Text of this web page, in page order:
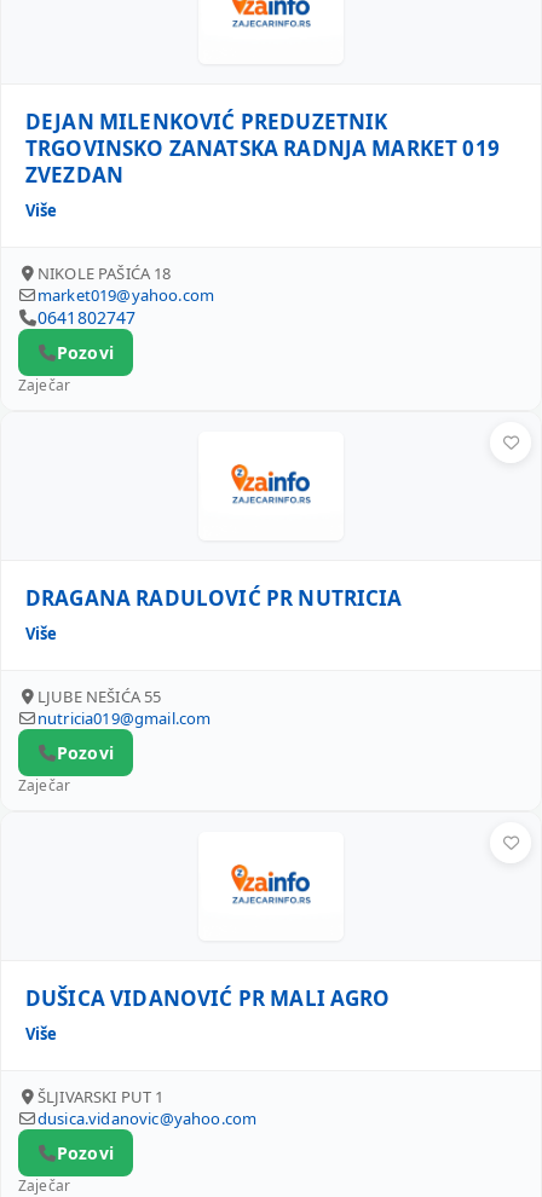
DEJAN MILENKOVIĆ PREDUZETNIK
TRGOVINSKO ZANATSKA RADNJA MARKET 019
ZVEZDAN
Više
NIKOLE PAŠIĆA 18
market019@yahoo.com
0641802747
Pozovi
Zaječar
DRAGANA RADULOVIĆ PR NUTRICIA
Više
LJUBE NEŠIĆA 55
nutricia019@gmail.com
Pozovi
Zaječar
DUŠICA VIDANOVIĆ PR MALI AGRO
Više
ŠLJIVARSKI PUT 1
dusica.vidanovic@yahoo.com
Pozovi
Zaječar